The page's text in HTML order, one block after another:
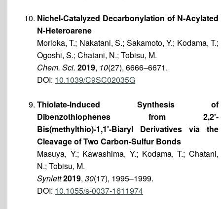
Nichel-Catalyzed Decarbonylation of N-Acylated
N-Heteroarene
Morioka, T.; Nakatani, S.; Sakamoto, Y.; Kodama, T.;
Ogoshi, S.; Chatani, N.; Tobisu, M.
Chem. Sci. 2019, 10(27), 6666–6671.
DOI: 10.1039/C9SC02035G
Thiolate-Induced Synthesis of
Dibenzothiophenes from 2,2'-
Bis(methylthio)-1,1'-Biaryl Derivatives via the
Cleavage of Two Carbon-Sulfur Bonds
Masuya, Y.; Kawashima, Y.; Kodama, T.; Chatani,
N.; Tobisu, M.
Synlett2019, 30(17), 1995–1999.
DOI: 10.1055/s-0037-1611974